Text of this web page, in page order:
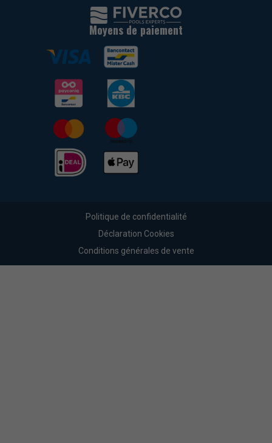
Moyens de paiement
Politique de confidentialité
Déclaration Cookies
Conditions générales de vente